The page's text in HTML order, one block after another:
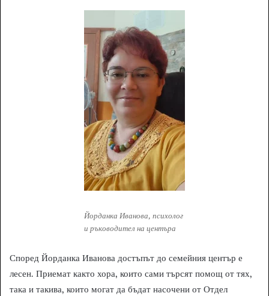
Йорданка Иванова, психолог
и ръководител на центъра
Според Йорданка Иванова достъпът до семейния център е
лесен. Приемат както хора, които сами търсят помощ от тях,
така и такива, които могат да бъдат насочени от Отдел